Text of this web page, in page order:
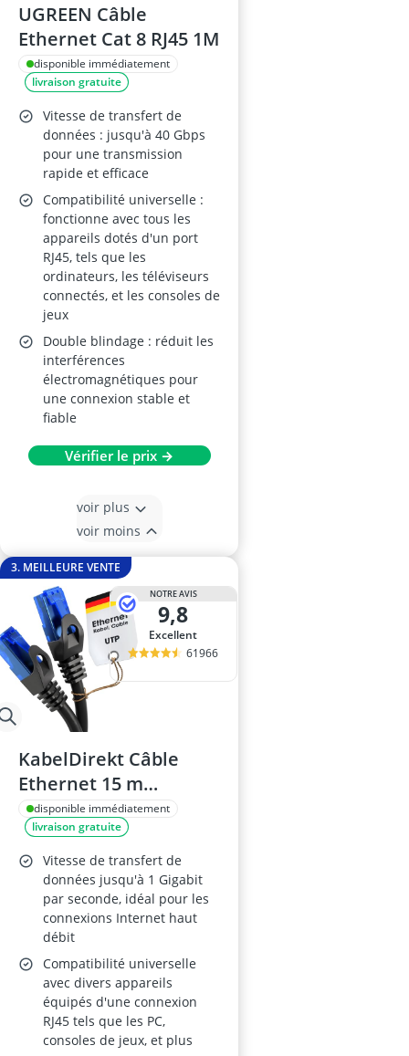
UGREEN Câble
Ethernet Cat 8 RJ45 1M
disponible immédiatement
livraison gratuite
Vitesse de transfert de
données : jusqu'à 40 Gbps
pour une transmission
rapide et efficace
Compatibilité universelle :
fonctionne avec tous les
appareils dotés d'un port
RJ45, tels que les
ordinateurs, les téléviseurs
connectés, et les consoles de
jeux
Double blindage : réduit les
interférences
électromagnétiques pour
une connexion stable et
fiable
Vérifier le prix →
voir plus
voir moins
3. MEILLEURE VENTE
NOTRE AVIS
9,8
Excellent
61966
KabelDirekt Câble
Ethernet 15 m
RJ45/LAN
disponible immédiatement
livraison gratuite
Vitesse de transfert de
données jusqu'à 1 Gigabit
par seconde, idéal pour les
connexions Internet haut
débit
Compatibilité universelle
avec divers appareils
équipés d'une connexion
RJ45 tels que les PC,
consoles de jeux, et plus